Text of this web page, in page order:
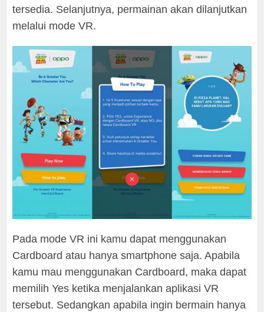
tersedia. Selanjutnya, permainan akan dilanjutkan
melalui mode VR.
Pada mode VR ini kamu dapat menggunakan
Cardboard atau hanya smartphone saja. Apabila
kamu mau menggunakan Cardboard, maka dapat
memilih Yes ketika menjalankan aplikasi VR
tersebut. Sedangkan apabila ingin bermain hanya